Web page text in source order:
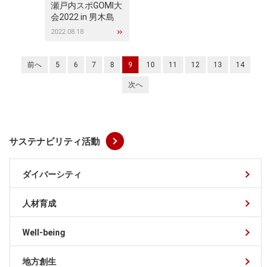
瀬戸内スポGOMI大
会2022 in 男木島
2022.08.18
前へ 5 6 7 8 9 10 11 12 13 14
次へ
サステナビリティ活動
ダイバーシティ
人材育成
Well-being
地方創生